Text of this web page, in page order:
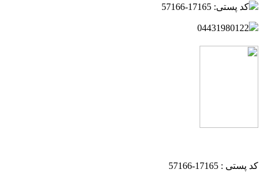
کد پستی: 17165-57166
04431980122
کد پستی : 17165-57166